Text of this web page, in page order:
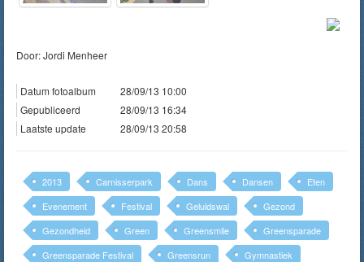
Door: Jordi Menheer
Datum fotoalbum
28/09/13 10:00
Gepubliceerd
28/09/13 16:34
Laatste update
28/09/13 20:58
2013 Carnisserpark Dans Dansen
Eten
Evenement
Festival Geluidswal
Gezond
Gezondheid
Green Greensmile
Greensparade
Greensparade Festival
Greensrun
Gymnastiek